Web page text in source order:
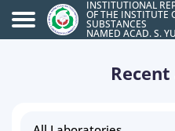
INSTITUTIONAL
OF THE INSTITUTE
SUBSTANCES
NAMED ACAD. S.